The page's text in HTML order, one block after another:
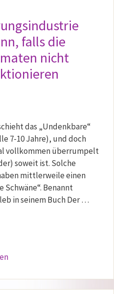
falls die
nicht
das „Undenkbare“
7-10 Jahre), und doch
vollkommen überrumpelt
soweit ist. Solche
mittlerweile einen
Schwäne“. Benannt
in seinem Buch Der …